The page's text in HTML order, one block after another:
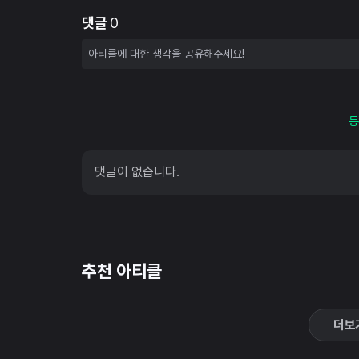
댓글 0
댓글이 없습니다.
추천 아티클
더